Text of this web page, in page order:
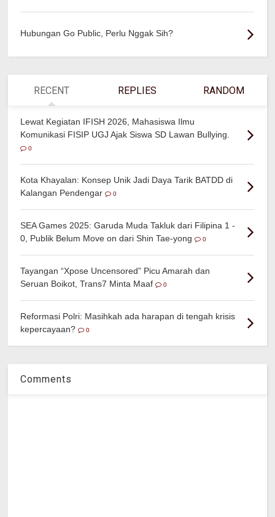
Hubungan Go Public, Perlu Nggak Sih?
RECENT REPLIES RANDOM
Lewat Kegiatan IFISH 2026, Mahasiswa Ilmu
Komunikasi FISIP UGJ Ajak Siswa SD Lawan Bullying.
0
Kota Khayalan: Konsep Unik Jadi Daya Tarik BATDD di
Kalangan Pendengar
0
SEA Games 2025: Garuda Muda Takluk dari Filipina 1 -
0, Publik Belum Move on dari Shin Tae-yong
0
Tayangan “Xpose Uncensored” Picu Amarah dan
Seruan Boikot, Trans7 Minta Maaf
0
Reformasi Polri: Masihkah ada harapan di tengah krisis
kepercayaan?
0
Comments